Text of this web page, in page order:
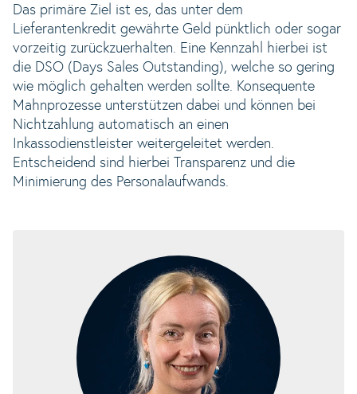
Das primäre Ziel ist es, das unter dem
Lieferantenkredit gewährte Geld pünktlich oder sogar
vorzeitig zurückzuerhalten. Eine Kennzahl hierbei ist
die DSO (Days Sales Outstanding), welche so gering
wie möglich gehalten werden sollte. Konsequente
Mahnprozesse unterstützen dabei und können bei
Nichtzahlung automatisch an einen
Inkassodienstleister weitergeleitet werden.
Entscheidend sind hierbei Transparenz und die
Minimierung des Personalaufwands.